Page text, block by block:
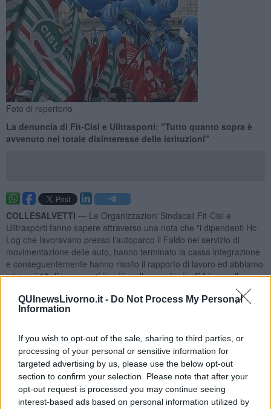
QUInewsLivorno.it - Do Not Process My Personal
Information
If you wish to opt-out of the sale, sharing to third parties, or
processing of your personal or sensitive information for
targeted advertising by us, please use the below opt-out
section to confirm your selection. Please note that after your
opt-out request is processed you may continue seeing
interest-based ads based on personal information utilized by
Foto di repertorio
La denuncia di Fit-Cisl e Uiltrasporti: "Tutto quanto sopra è
avvenuto nel totale disinteresse delle istituzioni"
COLLESALVETTI — Le Organizzazioni Sindacali Fit-Cisl e
Uiltrasporti fanno sapere attraverso una nota che "i dipendenti Hc-
Log che lavoravano presso l’autoparco il Faldo nel servizio di
movimentazione delle auto, hanno terminato la cassa integrazione
e conseguentemente hanno risolto il rapporto di lavoro ed abbiamo
adoggi 18 disoccupati in più nella provincia di Livorno".
"In questa amara vicenda - proseguono i sindacati - sono stati
violate le norme dello stato nonché tutte previsioni del Ccnl della
nonostante i proclami e le mobilitazioni di piazza per rivendicare
migliori condizioni lavorative, i principi dichiarati non hanno avuto
alcun riscontro concreto sul territorio".